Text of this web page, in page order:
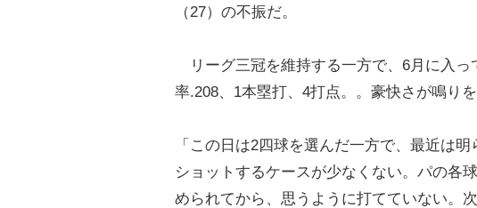
（27）の不振だ。
リーグ三冠を維持する一方で、6月に入っ
率.208、1本塁打、4打点。。豪快さが鳴り
「この日は2四球を選んだ一方で、最近は
ショットするケースが少なくない。パの各
められてから、思うように打てていない。